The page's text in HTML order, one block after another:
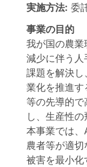
実施方法: 委
事業の目的
我が国の農業
減少に伴う
課題を解決
業化を推進す
等の先導的
し、生産性の
本事業では
農者等が適
被害を最小